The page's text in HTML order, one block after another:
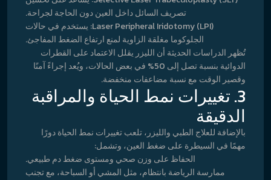
تصريف السائل داخل العين دون الحاجة لجراحة.
Laser Peripheral Iridotomy (LPI): يستخدم في حالات
الجلوكوما مغلقة الزاوية لمنع ارتفاع الضغط المفاجئ.
تُظهر الدراسات الحديثة أن الليزر يقلل الاعتماد على القطرات
الدوائية بنسبة تصل إلى 50% في بعض الحالات، ويُعد إجراءً آمنًا
وقصير الوقت مع نسبة مضاعفات منخفضة.
3. تغييرات نمط الحياة والمراقبة
الدقيقة
بالإضافة للعلاج الطبي والليزر، تلعب تغييرات نمط الحياة دورًا
مهمًا في السيطرة على ضغط العين، وتشمل:
الحفاظ على وزن صحي ومستوى ضغط دم طبيعي.
ممارسة الرياضة بانتظام، مثل المشي أو السباحة، مع تجنب